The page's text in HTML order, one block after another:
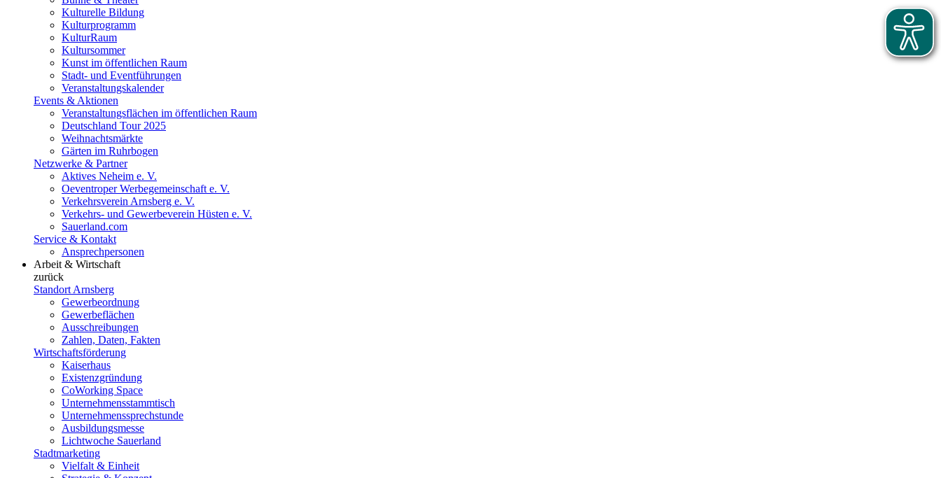
Kulturelle Bildung
Kulturprogramm
KulturRaum
Kultursommer
Kunst im öffentlichen Raum
Stadt- und Eventführungen
Veranstaltungskalender
Events & Aktionen
Veranstaltungsflächen im öffentlichen Raum
Deutschland Tour 2025
Weihnachtsmärkte
Gärten im Ruhrbogen
Netzwerke & Partner
Aktives Neheim e. V.
Oeventroper Werbegemeinschaft e. V.
Verkehrsverein Arnsberg e. V.
Verkehrs- und Gewerbeverein Hüsten e. V.
Sauerland.com
Service & Kontakt
Ansprechpersonen
Arbeit & Wirtschaft
zurück
Standort Arnsberg
Gewerbeordnung
Gewerbeflächen
Ausschreibungen
Zahlen, Daten, Fakten
Wirtschaftsförderung
Kaiserhaus
Existenzgründung
CoWorking Space
Unternehmensstammtisch
Unternehmenssprechstunde
Ausbildungsmesse
Lichtwoche Sauerland
Stadtmarketing
Vielfalt & Einheit